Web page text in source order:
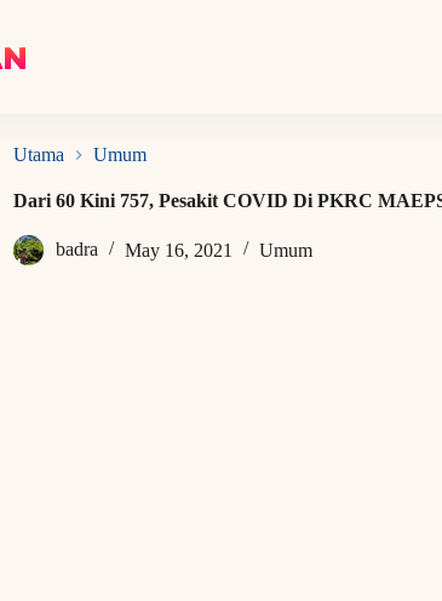
Utama Umum
Dari 60 Kini 757, Pesakit COVID Di PKRC
badra May 16, 2021 Umum